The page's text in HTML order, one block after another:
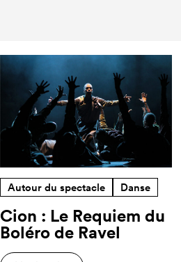
Autour du spectacle Danse
Cion : Le Requiem du
Boléro de Ravel